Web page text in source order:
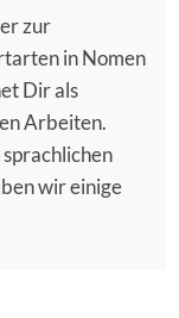
zur
in Nomen
Dir als
Arbeiten.
wir einige